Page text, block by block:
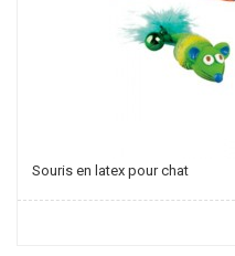
Souris en latex pour chat